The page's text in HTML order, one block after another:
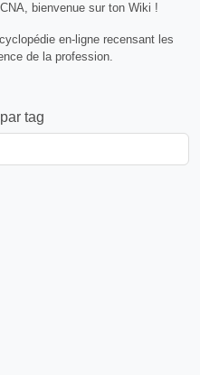
bienvenue sur ton Wiki !
en-ligne recensant les
de la profession.
tag